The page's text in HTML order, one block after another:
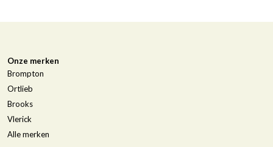
Onze merken
Brompton
Ortlieb
Brooks
Vlerick
Alle merken